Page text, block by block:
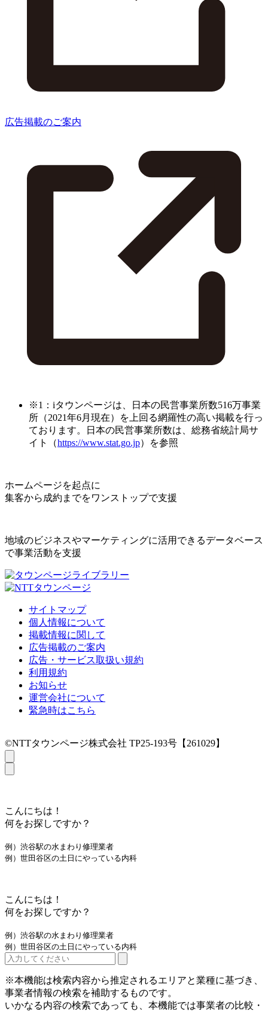
広告掲載のご案内
※1：iタウンページは、日本の民営事業所数516万事業
所（2021年6月現在）を上回る網羅性の高い掲載を行っ
ております。日本の民営事業所数は、総務省統計局サ
イト（https://www.stat.go.jp）を参照
ホームページを起点に
集客から成約までをワンストップで支援
地域のビジネスやマーケティングに活用できるデータベース
で事業活動を支援
サイトマップ
個人情報について
掲載情報に関して
広告掲載のご案内
広告・サービス取扱い規約
利用規約
お知らせ
運営会社について
緊急時はこちら
©NTTタウンページ株式会社 TP25-193号【261029】
こんにちは！
何をお探しですか？
例）渋谷駅の水まわり修理業者
例）世田谷区の土日にやっている内科
こんにちは！
何をお探しですか？
例）渋谷駅の水まわり修理業者
例）世田谷区の土日にやっている内科
※本機能は検索内容から推定されるエリアと業種に基づき、
事業者情報の検索を補助するものです。
いかなる内容の検索であっても、本機能では事業者の比較・